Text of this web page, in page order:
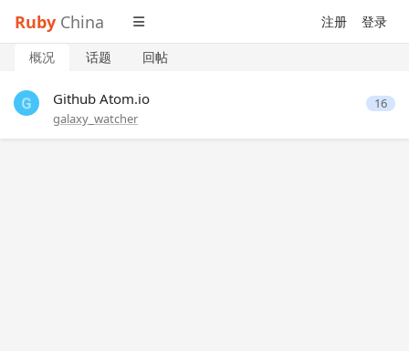
Ruby China 注册 登录
概况 话题 回帖
Github Atom.io
galaxy_watcher
16